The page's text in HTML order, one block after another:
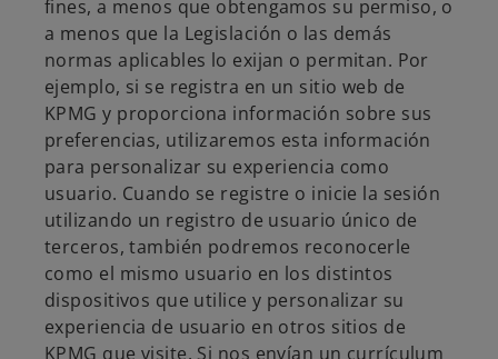
fines, a menos que obtengamos su permiso, o
a menos que la Legislación o las demás
normas aplicables lo exijan o permitan. Por
ejemplo, si se registra en un sitio web de
KPMG y proporciona información sobre sus
preferencias, utilizaremos esta información
para personalizar su experiencia como
usuario. Cuando se registre o inicie la sesión
utilizando un registro de usuario único de
terceros, también podremos reconocerle
como el mismo usuario en los distintos
dispositivos que utilice y personalizar su
experiencia de usuario en otros sitios de
KPMG que visite. Si nos envían un currículum